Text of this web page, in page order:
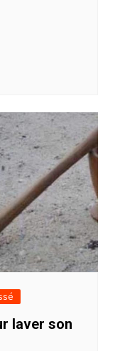
laver son